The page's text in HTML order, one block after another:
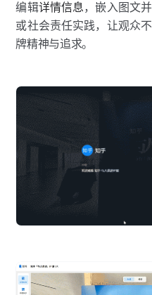
编辑详情信息，嵌入图文
或社会责任实践，让观众
牌精神与追求。